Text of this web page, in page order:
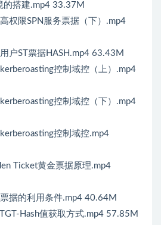
搭建.mp4 33.37M
权限SPN服务票据（下）.mp4
户ST票据HASH.mp4 63.43M
控制域控（上）.mp4
控制域控（下）.mp4
控制域控.mp4
Ticket黄金票据原理.mp4
据的利用条件.mp4 40.64M
Hash值获取方式.mp4 57.85M